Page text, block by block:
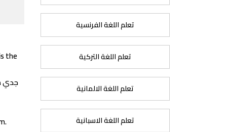
تعلم اللغة الفرنسية
تعلم اللغة التركية
تعلم اللغة الالمانية
تعلم اللغة الاسبانية
the
جدي